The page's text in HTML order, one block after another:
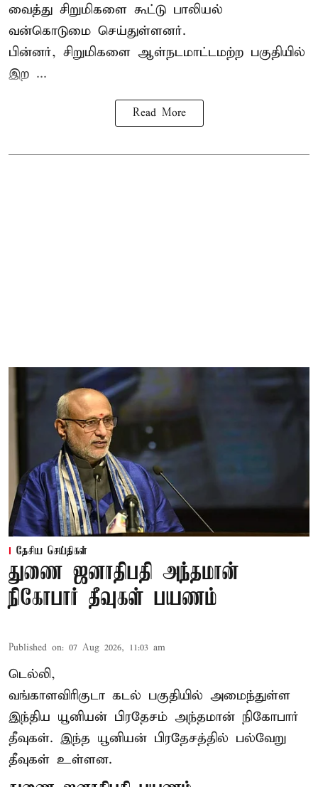
வைத்து சிறுமிகளை கூட்டு பாலியல்
வன்கொடுமை செய்துள்ளனர்.
பின்னர், சிறுமிகளை ஆள்நடமாட்டமற்ற பகுதியில்
இற ...
Read More
தேசிய செய்திகள்
துணை ஜனாதிபதி அந்தமான்
நிகோபார் தீவுகள் பயணம்
Published on: 07 Aug 2026, 11:03 am
டெல்லி,
வங்காளவிரிகுடா கடல் பகுதியில் அமைந்துள்ள
இந்திய யூனியன் பிரதேசம் அந்தமான் நிகோபார்
தீவுகள். இந்த யூனியன் பிரதேசத்தில் பல்வேறு
தீவுகள் உள்ளன.